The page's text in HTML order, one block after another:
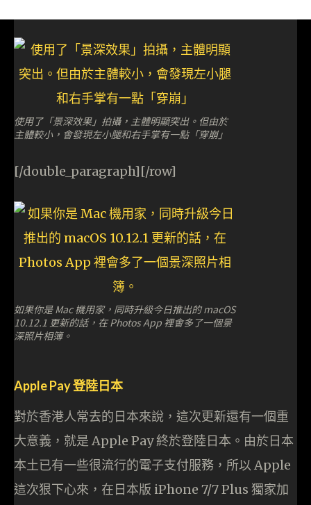
使用了「景深效果」拍攝，主體明顯突出。但由於
主體較小，會發現左小腿和右手掌有一點「穿崩」
[/double_paragraph][/row]
如果你是 Mac 機用家，同時升級今日推出的 macOS
10.12.1 更新的話，在 Photos App 裡會多了一個景
深照片相簿。
Apple Pay 登陸日本
對於香港人常去的日本來說，這次更新還有一個重
大意義，就是 Apple Pay 終於登陸日本。由於日本
本土已有一些很流行的電子支付服務，所以 Apple
這次狠下心來，在日本版 iPhone 7/7 Plus 獨家加